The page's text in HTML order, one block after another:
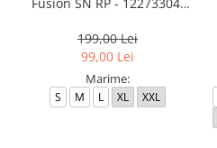
199,00 Lei
99,00 Lei
Marime:
S M L XL XXL